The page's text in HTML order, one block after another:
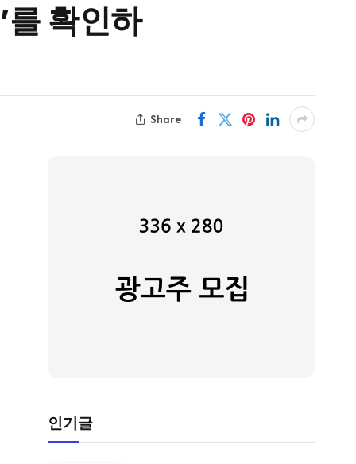
를 확인하
Share
인기글